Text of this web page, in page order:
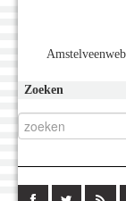
Zoeken